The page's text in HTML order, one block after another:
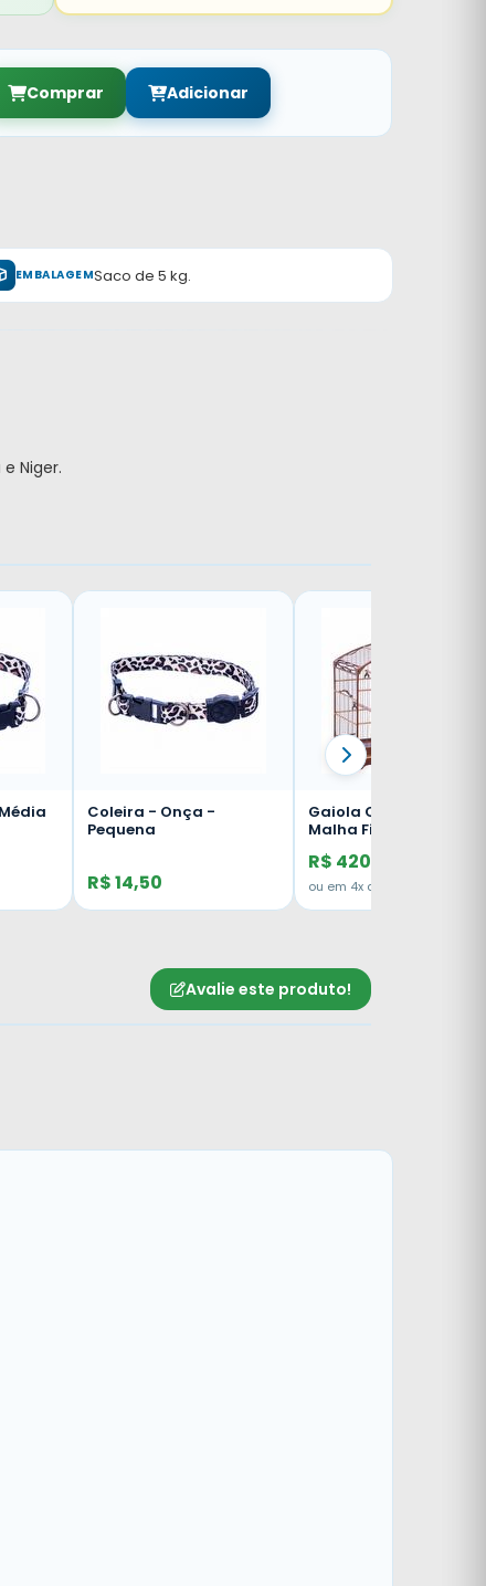
Comprar Adicionar
EMBALAGEMSaco de 5 kg.
Niger.
Gaiola Coleira Filetada
Malha Fina - Imbuia
ou em 4x de R$ 105,00
Gaiola Coleira Filetada
Malha Fina - Marfim
R$ 399,00
Avalie este produto!